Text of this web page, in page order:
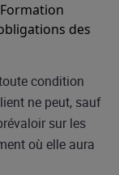
des
condition
ne peut, sauf
sur les
où elle aura